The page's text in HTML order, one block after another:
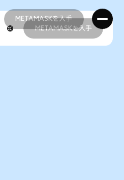
METAMASKを入手
METAMASKを入手
METAMASKを入手